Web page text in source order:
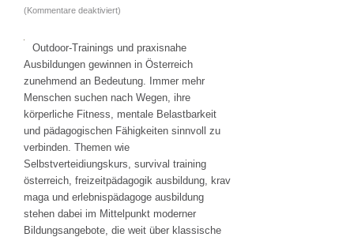
(Kommentare deaktiviertfür
Outdoor-
Ausbildungen
Sicherheit,
Pädagogik
und
persönliche
)
Outdoor-Trainings und praxisnahe
Ausbildungen gewinnen in Österreich
zunehmend an Bedeutung. Immer mehr
Menschen suchen nach Wegen, ihre
körperliche Fitness, mentale Belastbarkeit
und pädagogischen Fähigkeiten sinnvoll zu
verbinden. Themen wie
Selbstverteidiungskurs, survival training
österreich, freizeitpädagogik ausbildung, krav
maga und erlebnispädagoge ausbildung
stehen dabei im Mittelpunkt moderner
Bildungsangebote, die weit über klassische